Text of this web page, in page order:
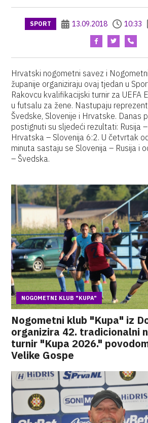
SPORT 13.09.2018 10:33
Hrvatski nogometni savez i
županije organiziraju ovaj tjedan u
Rakovcu kvalifikacijski turnir za UEFA
u futsalu za žene. Nastupaju
Švedske, Slovenije i Hrvatske. Danas
postignuti su sljedeći rezultati: Rusija
Hrvatska – Slovenija 6:2. U četvrtak
minuta sastaju se Slovenija – Rusija i
– Švedska.
NOGOMETNI KLUB "KUPA"
Nogometni klub "Kupa" iz
organizira 42. tradicionalni
turnir "Kupa 2026."
Velike Gospe